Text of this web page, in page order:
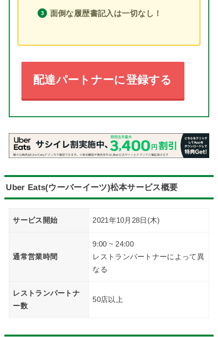
面倒な履歴書記入は一切なし！
配達パートナーに登録する
Uber Eats(ウーバーイーツ)松本サービス概要
サービス開始 2021年10月28日(木)
通常営業時間
9:00 ~ 24:00
レストランパートナーによって異
なる
レストランパートナ
ー数
50店以上